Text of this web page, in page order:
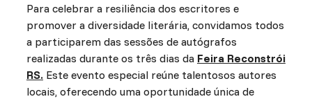
Para celebrar a resiliência dos escritores e
promover a diversidade literária, convidamos todos
a participarem das sessões de autógrafos
realizadas durante os três dias da Feira Reconstrói
RS. Este evento especial reúne talentosos autores
locais, oferecendo uma oportunidade única de